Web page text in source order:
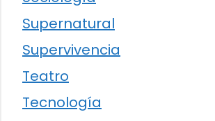
Supernatural
Supervivencia
Teatro
Tecnología